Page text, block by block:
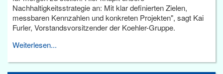
Nachhaltigkeitsstrategie an: Mit klar definierten Zielen,
messbaren Kennzahlen und konkreten Projekten", sagt Kai
Furler, Vorstandsvorsitzender der Koehler-Gruppe.
Weiterlesen...